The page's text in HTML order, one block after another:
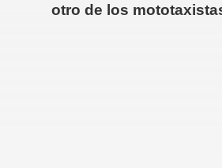
otro de los